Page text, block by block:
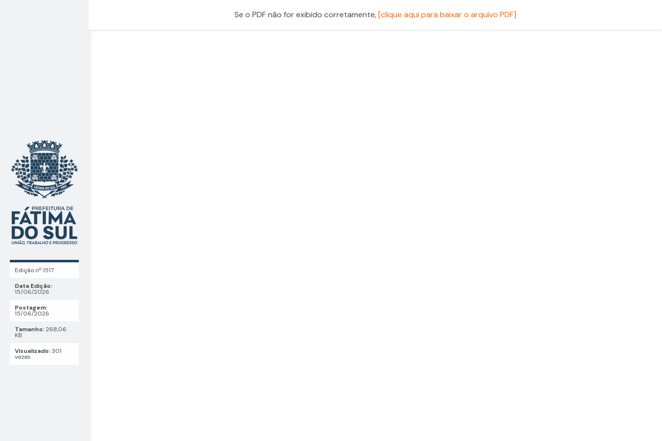
Edição nº 1517
Data Edição:
15/06/2026
Postagem:
15/06/2026
Tamanho:268,06
KB
Visualizado:301
vezes
Se o PDF não for exibido corretamente, [clique aqui para baixar o arquivo PDF]